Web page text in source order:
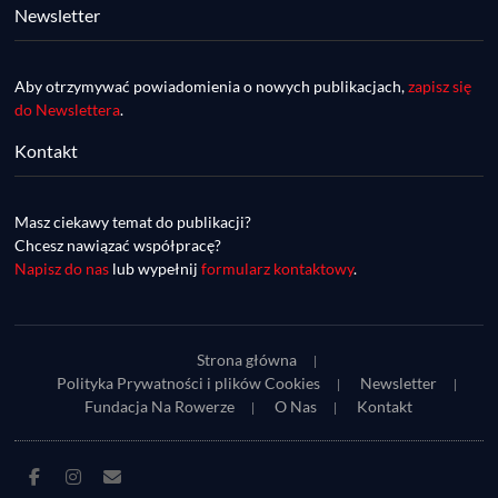
- zaprasza Mateusz Szafraniec. Dwie
samochwałki
DDR #73 [info] - UltraCup: nie będzie imprezy
Newsletter
Aby otrzymywać powiadomienia o nowych publikacjach,zapisz się
do Newslettera.
Kontakt
Masz ciekawy temat do publikacji?
Chcesz nawiązać współpracę?
Napisz do nas lub wypełnijformularz kontaktowy.
Strona główna
Polityka Prywatności i plików Cookies
Newsletter
Fundacja Na Rowerze
O Nas Kontakt
Facebook
Instagram
E-